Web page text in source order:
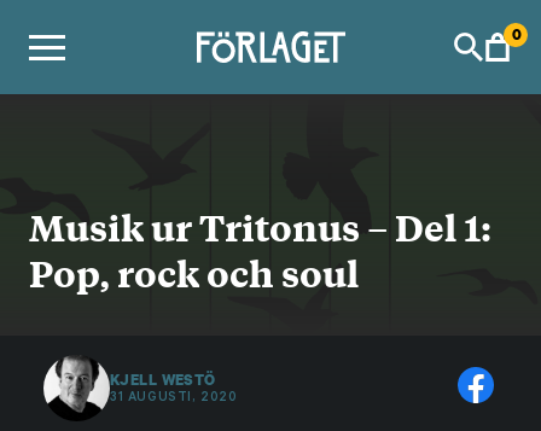
0
Musik ur Tritonus – Del 1:
Pop, rock och soul
KJELL WESTÖ
31 AUGUSTI, 2020